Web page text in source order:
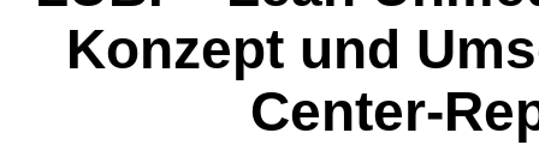
Konzept und
Center-